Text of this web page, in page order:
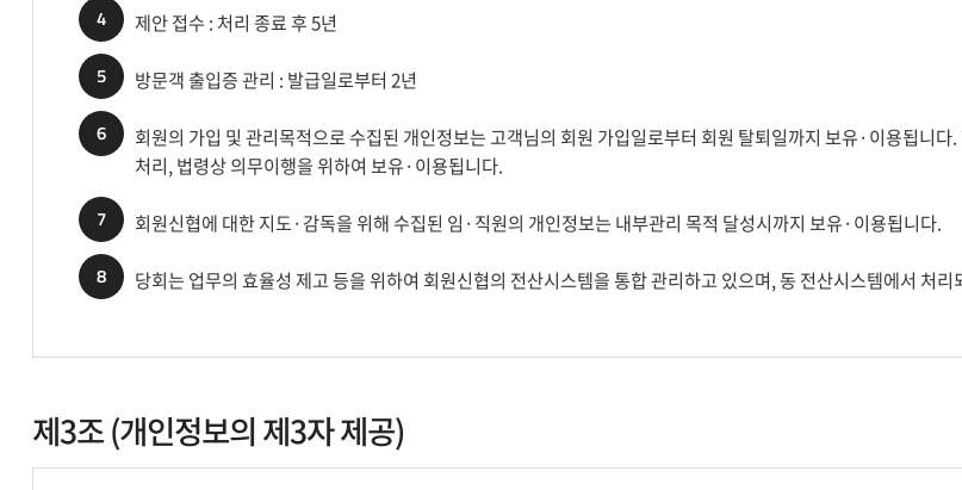
4
제안 접수 : 처리 종료 후 5년
5
방문객 출입증 관리 : 발급일로부터 2년
6
회원의 가입 및 관리목적으로 수집된 개인정보는 고객님의 회원 가입일로부터 회원 탈퇴일까지 보유·이용됩니
처리, 법령상 의무이행을 위하여 보유·이용됩니다.
7
회원신협에 대한 지도·감독을 위해 수집된 임·직원의 개인정보는 내부관리 목적 달성시까지 보유·이용됩니다.
8
당회는 업무의 효율성 제고 등을 위하여 회원신협의 전산시스템을 통합 관리하고 있으며, 동 전산시스템에서 처
제3조 (개인정보의 제3자 제공)